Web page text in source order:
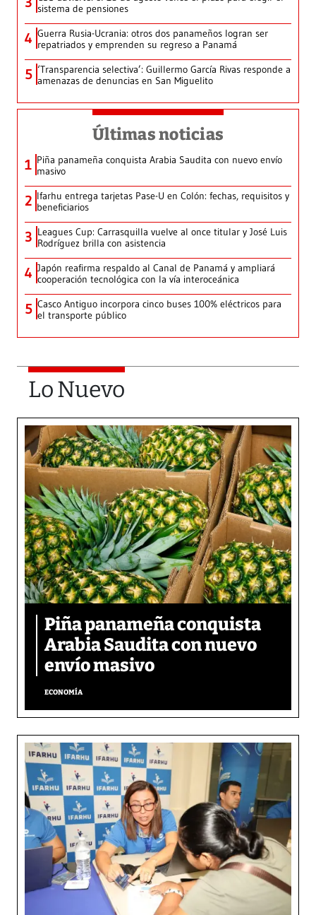
sistema de pensiones
4 Guerra Rusia-Ucrania: otros dos panameños logran ser
repatriados y emprenden su regreso a Panamá
5 ‘Transparencia selectiva’: Guillermo García Rivas responde a
amenazas de denuncias en San Miguelito
Últimas noticias
1 Piña panameña conquista Arabia Saudita con nuevo envío
masivo
2 Ifarhu entrega tarjetas Pase-U en Colón: fechas, requisitos y
beneficiarios
3 Leagues Cup: Carrasquilla vuelve al once titular y José Luis
Rodríguez brilla con asistencia
4 Japón reafirma respaldo al Canal de Panamá y ampliará
cooperación tecnológica con la vía interoceánica
5 Casco Antiguo incorpora cinco buses 100% eléctricos para
el transporte público
Lo Nuevo
Piña panameña conquista
Arabia Saudita con nuevo
envío masivo
ECONOMÍA